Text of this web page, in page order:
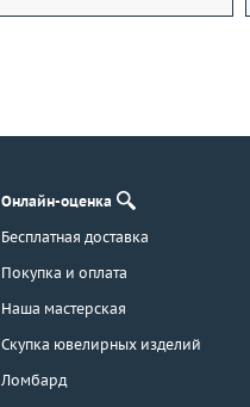
Онлайн-оценка
Бесплатная доставка
Покупка и оплата
Наша мастерская
Скупка ювелирных изделий
Ломбард